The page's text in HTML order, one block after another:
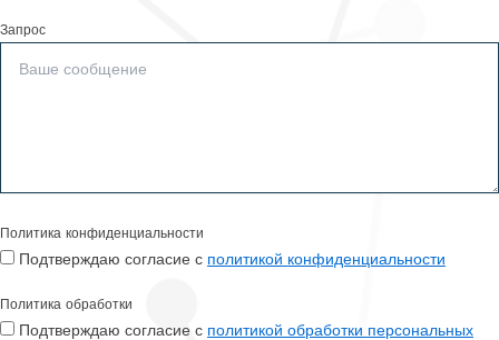
Запрос
Политика конфиденциальности
Подтверждаю согласие с политикой конфиденциальности
Политика обработки
Подтверждаю согласие с политикой обработки персональных